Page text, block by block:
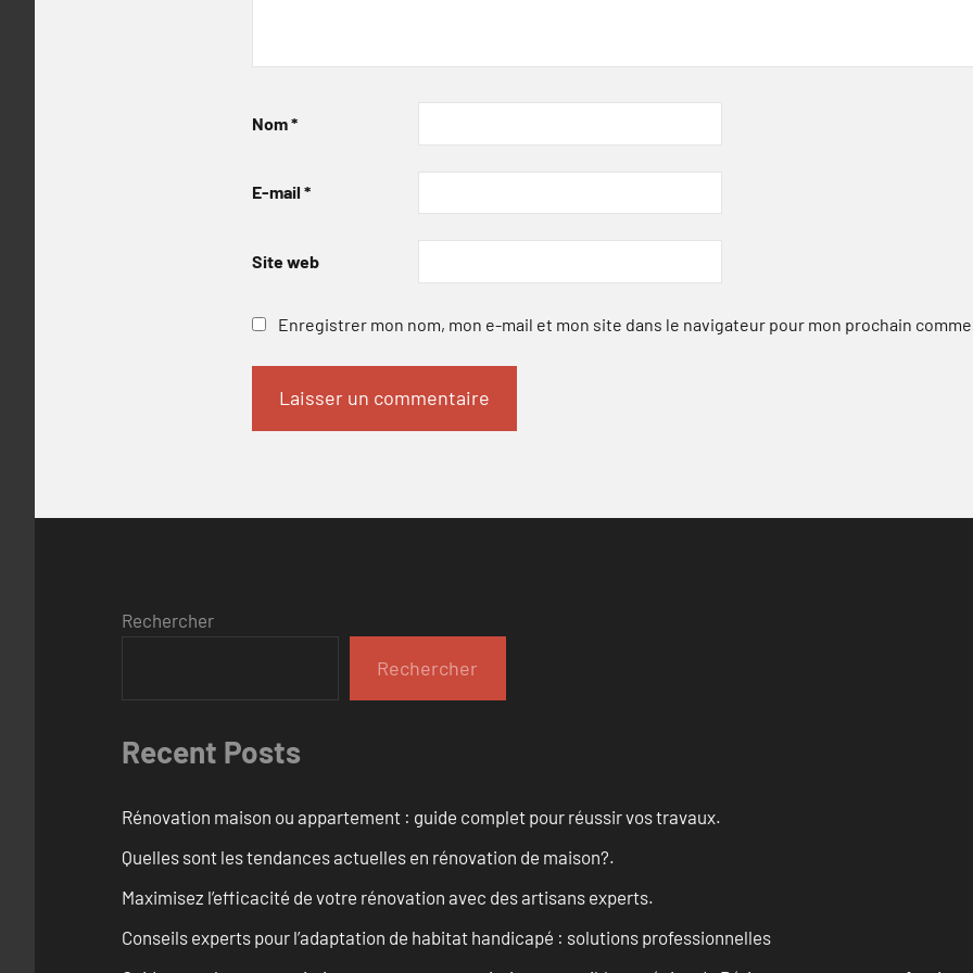
Nom*
E-mail *
Site web
Enregistrer mon nom, mon e-mail et mon site dans le navigateur pour mon prochain
Rechercher
Rechercher
Recent Posts
Rénovation maison ou appartement : guide complet pour réussir vos travaux.
Quelles sont les tendances actuelles en rénovation de maison?.
Maximisez l’efficacité de votre rénovation avec des artisans experts.
Conseils experts pour l’adaptation de habitat handicapé : solutions professionnelles